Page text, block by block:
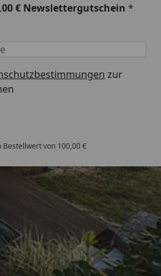
€ Newslettergutschein *
zur
von 100,00 €
Shops
4,81/ 5